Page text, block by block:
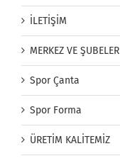
İLETİŞİM
MERKEZ VE ŞUBELER
Spor Çanta
Spor Forma
ÜRETİM KALİTEMİZ